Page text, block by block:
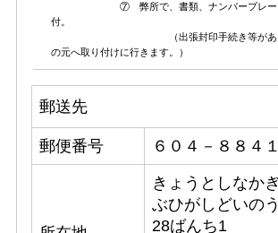
⑦ 弊所で、書類、ナンバープレート
付。
（出張封印手続き等がある場
の元へ取り付けに行きます。）
郵送先
郵便番号 ６０４－８８４１
きょうとしなか
ぶひがしどいの
28ばんち1